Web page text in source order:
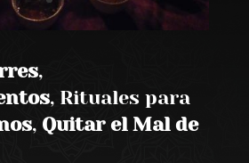
,
, Rituales para
, Quitar el Mal de